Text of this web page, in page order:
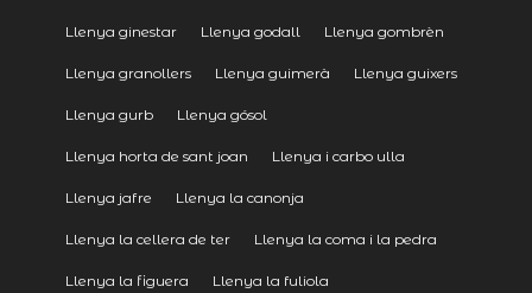
Llenya ginestar Llenya godall Llenya gombrèn
Llenya granollers Llenya guimerà Llenya guixers
Llenya gurb Llenya gósol
Llenya horta de sant joan Llenya i carbo ulla
Llenya jafre Llenya la canonja
Llenya la cellera de ter Llenya la coma i la pedra
Llenya la figuera Llenya la fuliola